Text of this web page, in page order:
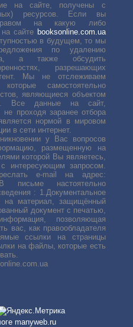
на сайте, получены с
ресурсов. Если вы
на какую либо
сайте booksonline.com.ua
в будущем, то мы
по удалению
а также обсудить
разрешающих
Мы не отслеживаем
самостоятельно
являющиеся объектом
Все данные на сайт,
не проходя заранее отбора
нормой в мировом
в сети интернет.
у Вас вопросов
размещенную на
которой Вы являетесь,
интересующим запросом.
е-mail на адрес:
настоятельно
: 1.Документальное
на материал, защищённый
документ с печатью,
позволяющая
вас, как правообладателя
ссылки на страницы
на файлы, которые есть